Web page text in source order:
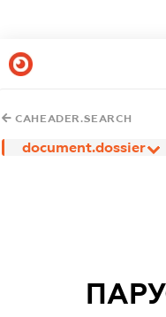
CAHEADER.SEARCH
document.dossier